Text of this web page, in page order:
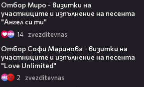
Отбор Миро - визитки на
участниците и изпълнение на песента
"Ангел си ти"
14 zvezditevnas
Отбор Софи Маринова - визитки на
участниците и изпълнение на песента
"Love Unlimited"
2 zvezditevnas